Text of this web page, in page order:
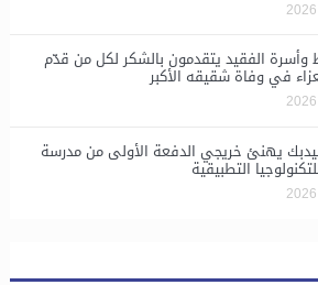
وأسرة الفقيد يتقدمون بالشكر لكل من قدّم
في وفاة شقيقه الأكبر
يهنئ خريجي الدفعة الأولى من مدرسة
التطبيقية